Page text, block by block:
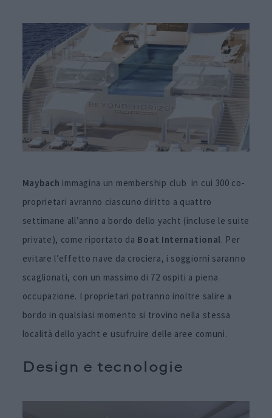
Maybach immagina un membership club in cui 300 co-
proprietari avranno ciascuno diritto a quattro
settimane all’anno a bordo dello yacht (incluse le suite
private), come riportato da Boat International. Per
evitare l’effetto nave da crociera, i soggiorni saranno
scaglionati, con un massimo di 72 ospiti a piena
occupazione. I proprietari potranno inoltre salire a
bordo in qualsiasi momento si trovino nella stessa
località dello yacht e usufruire delle aree comuni.
Design e tecnologie